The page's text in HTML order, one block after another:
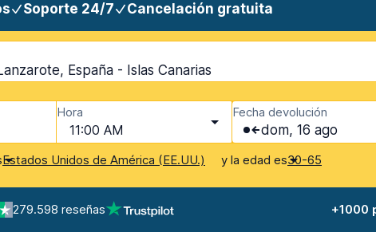
Soporte 24/7 Cancelación gratuita
España - Islas Canarias
Hora
11:00 AM
Fecha devolución
dom, 16 ago
Estados Unidos de América (EE.UU.) y la edad es30-65
279.598 reseñas +1000